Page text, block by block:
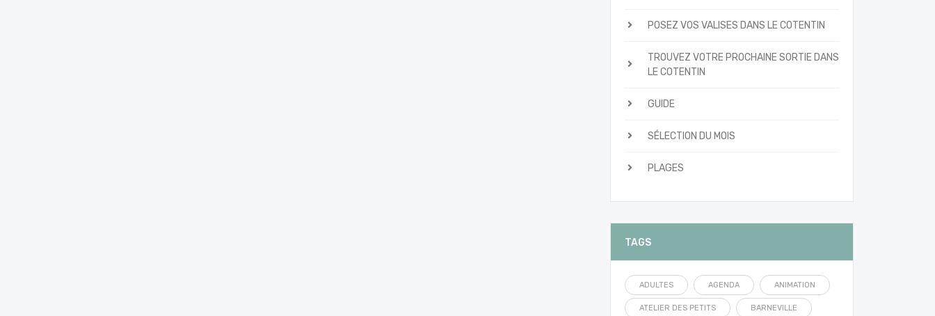
POSEZ VOS VALISES DANS LE COTENTIN
TROUVEZ VOTRE PROCHAINE SORTIE DANS
LE COTENTIN
GUIDE
SÉLECTION DU MOIS
PLAGES
TAGS
ADULTES AGENDA ANIMATION
ATELIER DES PETITS BARNEVILLE